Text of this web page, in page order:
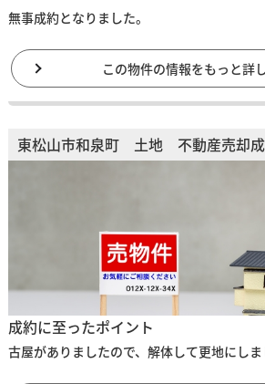
無事成約となりました。
この物件の情報をもっと詳
東松山市和泉町 土地 不動産売却
成約に至ったポイント
古屋がありましたので、解体して更地にしま